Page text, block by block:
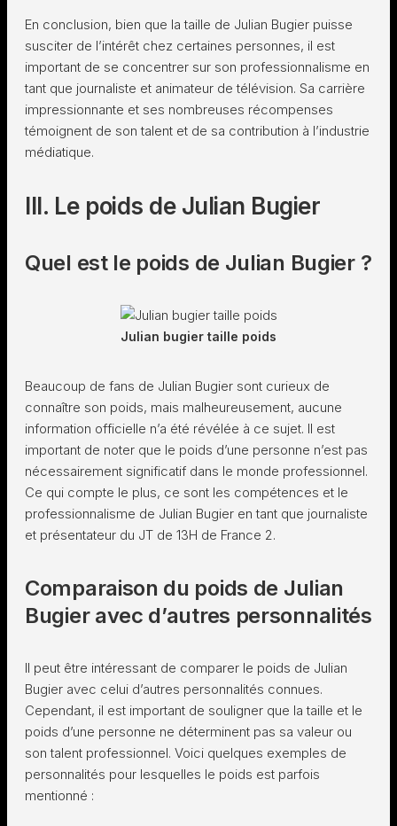
En conclusion, bien que la taille de Julian Bugier puisse
susciter de l’intérêt chez certaines personnes, il est
important de se concentrer sur son professionnalisme en
tant que journaliste et animateur de télévision. Sa carrière
impressionnante et ses nombreuses récompenses
témoignent de son talent et de sa contribution à l’industrie
médiatique.
III. Le poids de Julian Bugier
Quel est le poids de Julian Bugier ?
Julian bugier taille poids
Beaucoup de fans de Julian Bugier sont curieux de
connaître son poids, mais malheureusement, aucune
information officielle n’a été révélée à ce sujet. Il est
important de noter que le poids d’une personne n’est pas
nécessairement significatif dans le monde professionnel.
Ce qui compte le plus, ce sont les compétences et le
professionnalisme de Julian Bugier en tant que journaliste
et présentateur du JT de 13H de France 2.
Comparaison du poids de Julian
Bugier avec d’autres personnalités
Il peut être intéressant de comparer le poids de Julian
Bugier avec celui d’autres personnalités connues.
Cependant, il est important de souligner que la taille et le
poids d’une personne ne déterminent pas sa valeur ou
son talent professionnel. Voici quelques exemples de
personnalités pour lesquelles le poids est parfois
mentionné :